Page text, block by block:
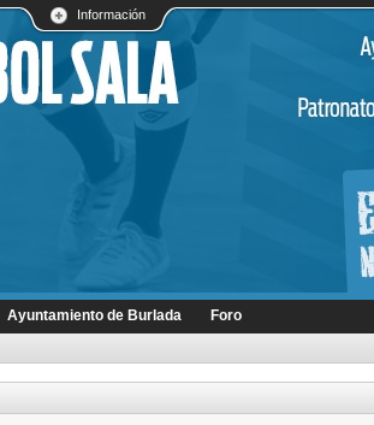
Información
Ayuntamiento de Burlada Foro